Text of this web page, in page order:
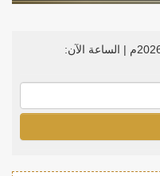
الساعة الآن: